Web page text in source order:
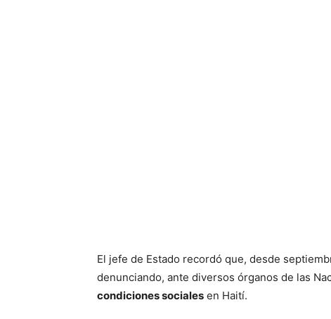
El jefe de Estado recordó que, desde
denunciando, ante diversos órganos de las
condiciones sociales en Haití.